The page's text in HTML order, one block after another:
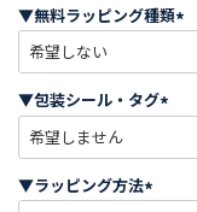
▼無料ラッピング種類
必
)
▼包装シール・タグ
必
)
▼ラッピング方法